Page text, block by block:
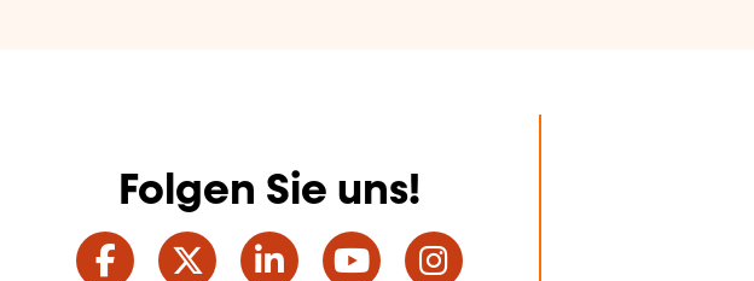
Folgen Sie uns!
Facebook
TwitterLinkedInYouTube